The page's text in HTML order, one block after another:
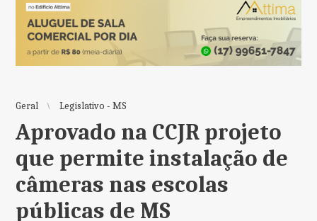
Geral Legislativo - MS
Aprovado na CCJR projeto
que permite instalação de
câmeras nas escolas
públicas de MS